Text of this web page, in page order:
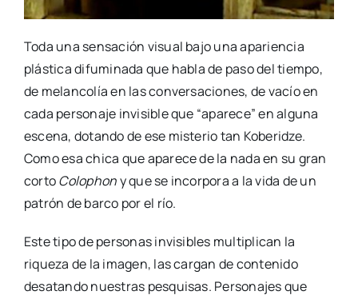
Toda una sensación visual bajo una apariencia
plástica difuminada que habla de paso del tiempo,
de melancolía en las conversaciones, de vacío en
cada personaje invisible que “aparece” en alguna
escena, dotando de ese misterio tan Koberidze.
Como esa chica que aparece de la nada en su gran
cortoColophony que se incorpora a la vida de un
patrón de barco por el río.
Este tipo de personas invisibles multiplican la
riqueza de la imagen, las cargan de contenido
desatando nuestras pesquisas. Personajes que